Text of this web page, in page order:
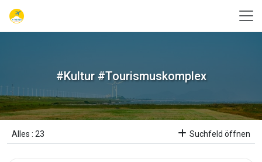
#Kultur #Tourismuskomplex
Alles : 23 Suchfeld öffnen